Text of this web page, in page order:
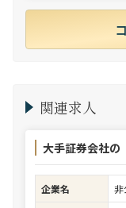
関連求人
大手証券会社の
企業名
非